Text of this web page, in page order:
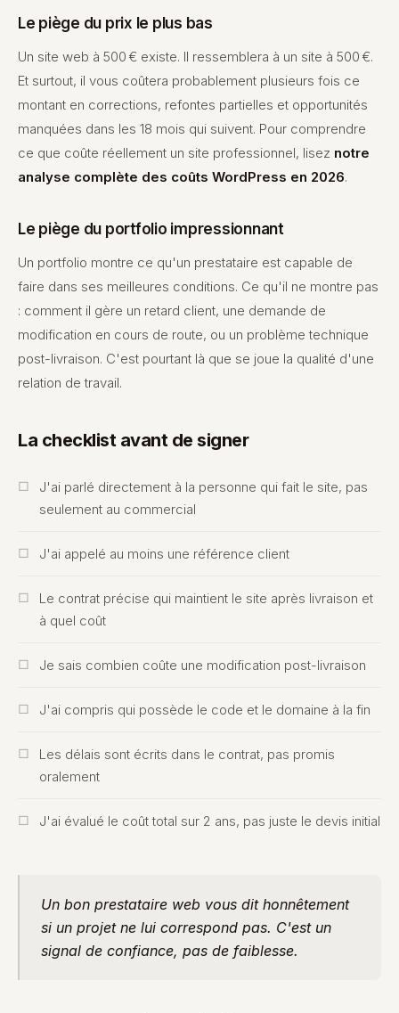
Le piège du prix le plus bas
Un site web à 500 € existe. Il ressemblera à un site à 500 €.
Et surtout, il vous coûtera probablement plusieurs fois ce
montant en corrections, refontes partielles et opportunités
manquées dans les 18 mois qui suivent. Pour comprendre
ce que coûte réellement un site professionnel, lisez notre
analyse complète des coûts WordPress en 2026.
Le piège du portfolio impressionnant
Un portfolio montre ce qu'un prestataire est capable de
faire dans ses meilleures conditions. Ce qu'il ne montre pas
: comment il gère un retard client, une demande de
modification en cours de route, ou un problème technique
post-livraison. C'est pourtant là que se joue la qualité d'une
relation de travail.
La checklist avant de signer
J'ai parlé directement à la personne qui fait le site, pas
seulement au commercial
J'ai appelé au moins une référence client
Le contrat précise qui maintient le site après livraison et
à quel coût
Je sais combien coûte une modification post-livraison
J'ai compris qui possède le code et le domaine à la fin
Les délais sont écrits dans le contrat, pas promis
oralement
J'ai évalué le coût total sur 2 ans, pas juste le devis initial
Un bon prestataire web vous dit honnêtement
si un projet ne lui correspond pas. C'est un
signal de confiance, pas de faiblesse.